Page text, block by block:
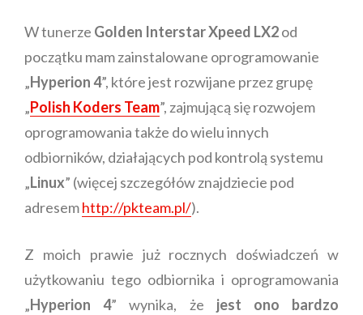
W tunerze Golden Interstar Xpeed LX2od
początku mam zainstalowane oprogramowanie
„Hyperion 4”, które jest rozwijane przez grupę
„Polish Koders Team”, zajmującą się rozwojem
oprogramowania także do wielu innych
odbiorników, działających pod kontrolą systemu
„Linux” (więcej szczegółów znajdziecie pod
adresemhttp://pkteam.pl/).
Z moich prawie już rocznych doświadczeń w
użytkowaniu tego odbiornika i oprogramowania
„Hyperion 4” wynika, że jest ono bardzo